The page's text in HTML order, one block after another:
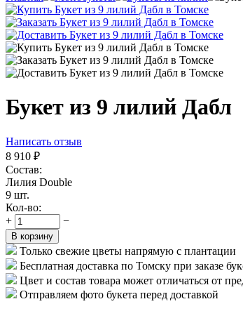
Букет из 9 лилий Дабл
Написать отзыв
8 910 ₽
Состав:
Лилия Double
9 шт.
Кол-во:
+
−
В корзину
Только свежие цветы напрямую с плантации
Бесплатная доставка по Томску при заказе
Цвет и состав товара может отличаться от
Отправляем фото букета перед доставкой